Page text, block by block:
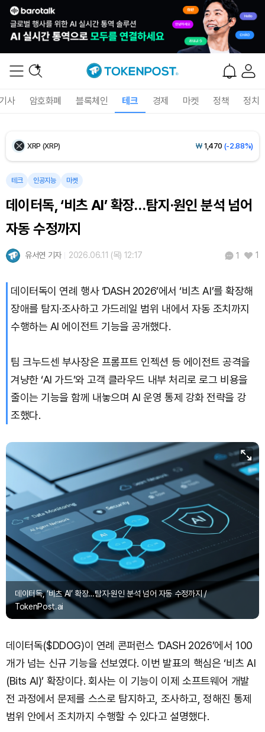
사 암호화폐 블록체인 테크 경제 마켓 정책 정치
Ethereum (ETH) ₩2,710,211(-0.05%)
XRP (XRP) ₩ 1,470 (-2.88%)
Solana (SOL)
TRON (TRX) ₩464.7(-0.29%)
Hyperliquid (HYPE)
Bitcoin (BTC) ₩91,598,454 (-0.44%)
테크 인공지능 마켓
데이터독, ‘비츠 AI’ 확장…탐지·원인 분석 넘어
자동 수정까지
유서연 기자 2026.06.11 (목) 12:17 1 1
데이터독이 연례 행사 ‘DASH 2026’에서 ‘비츠 AI’를 확장해
장애를 탐지·조사하고 가드레일 범위 내에서 자동 조치까지
수행하는 AI 에이전트 기능을 공개했다.
팀 크누드센 부사장은 프롬프트 인젝션 등 에이전트 공격을
겨냥한 ‘AI 가드’와 고객 클라우드 내부 처리로 로그 비용을
줄이는 기능을 함께 내놓으며 AI 운영 통제 강화 전략을 강
조했다.
데이터독, ‘비츠 AI’ 확장…탐지·원인 분석 넘어 자동 수정까지 /
TokenPost.ai
데이터독($DDOG)이 연례 콘퍼런스 ‘DASH 2026’에서 100
개가 넘는 신규 기능을 선보였다. 이번 발표의 핵심은 ‘비츠 AI
(Bits AI)’ 확장이다. 회사는 이 기능이 이제 소프트웨어 개발
전 과정에서 문제를 스스로 탐지하고, 조사하고, 정해진 통제
범위 안에서 조치까지 수행할 수 있다고 설명했다.